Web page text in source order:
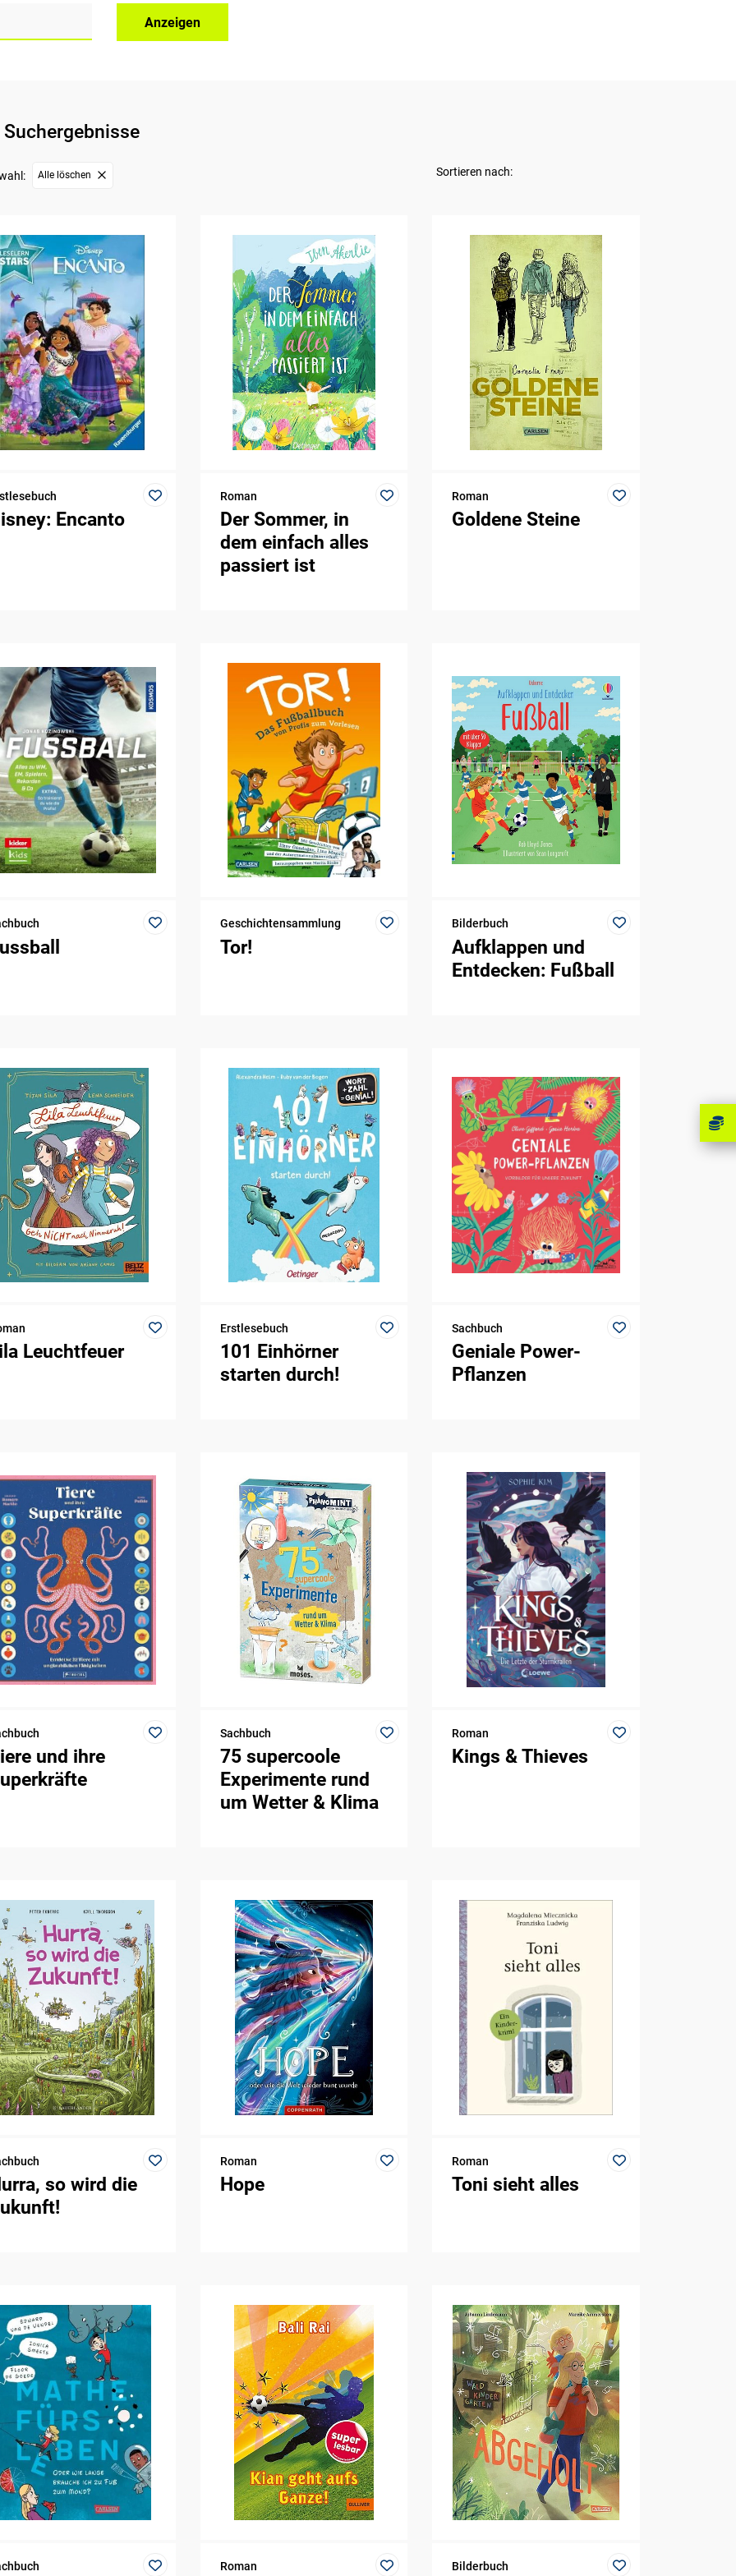
Anzeigen
Alle löschen Sortieren nach:
Encanto
Roman
Der Sommer, in
dem einfach alles
passiert ist
Roman
Goldene Steine
Geschichtensammlung
Tor!
Bilderbuch
Aufklappen und
Entdecken: Fußball
Leuchtfeuer
Erstlesebuch
101 Einhörner
starten durch!
Sachbuch
Geniale Power-
Pflanzen
und ihre
Sachbuch
75 supercoole
Experimente rund
um Wetter & Klima
Roman
Kings & Thieves
so wird die
Roman
Hope
Roman
Toni sieht alles
Roman Bilderbuch